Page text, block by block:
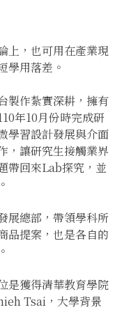
上，也可用在產業現
學用落差。
製作紮實深耕，擁有
年10月份時完成研
學習設計發展與介面
，讓研究生接觸業界
帶回來Lab探究，並
展總部，帶領學科所
品提案，也是各自的
是獲得清華教育學院
Tsai，大學背景